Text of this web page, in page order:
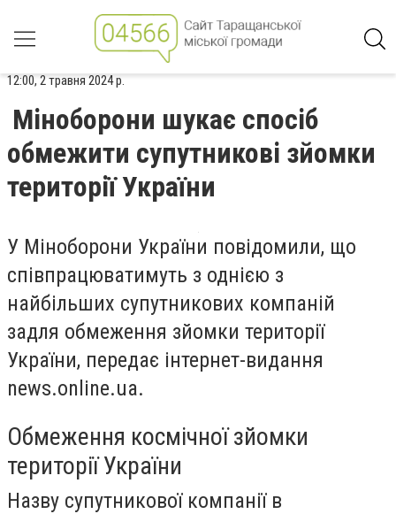
12:00, 2 травня 2024 р.
Міноборони шукає спосіб
обмежити супутникові зйомки
території України
У Міноборони України повідомили, що
співпрацюватимуть з однією з
найбільших супутникових компаній
задля обмеження зйомки території
України, передає інтернет-видання
news.online.ua.
Обмеження космічної зйомки
території України
Назву супутникової компанії в